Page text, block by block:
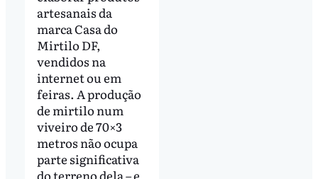
artesanais da
marca Casa do
Mirtilo DF,
vendidos na
internet ou em
feiras. A produção
de mirtilo num
viveiro de 70×3
metros não ocupa
parte significativa
do terreno dela – e